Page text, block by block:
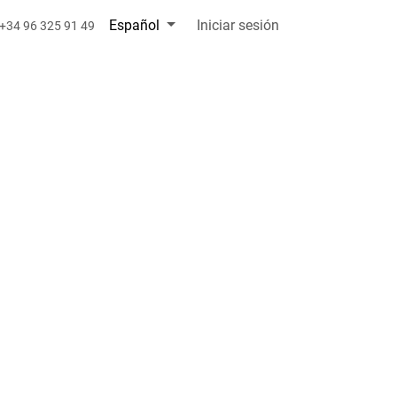
+34 96 325 91 49 Español Iniciar sesión